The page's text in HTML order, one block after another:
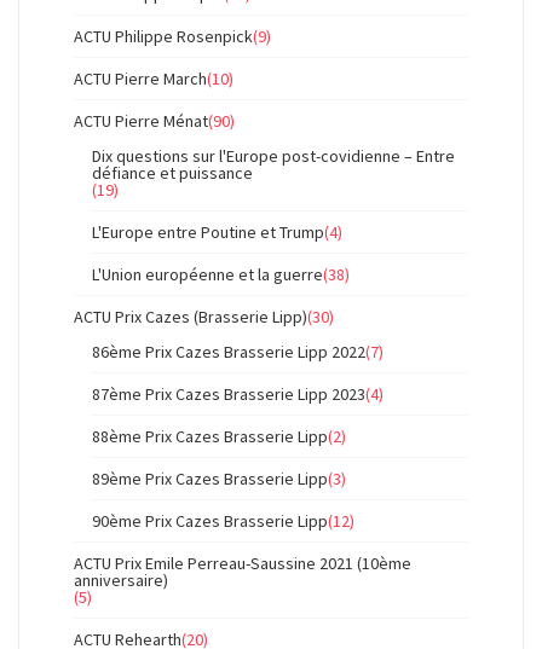
ACTU Philippe Rosenpick(9)
ACTU Pierre March(10)
ACTU Pierre Ménat(90)
Dix questions sur l'Europe post-covidienne – Entre
défiance et puissance
(19)
L'Europe entre Poutine et Trump(4)
L'Union européenne et la guerre(38)
ACTU Prix Cazes (Brasserie Lipp)(30)
86ème Prix Cazes Brasserie Lipp 2022(7)
87ème Prix Cazes Brasserie Lipp 2023(4)
88ème Prix Cazes Brasserie Lipp(2)
89ème Prix Cazes Brasserie Lipp(3)
90ème Prix Cazes Brasserie Lipp(12)
ACTU Prix Emile Perreau-Saussine 2021 (10ème
anniversaire)
(5)
ACTU Rehearth(20)